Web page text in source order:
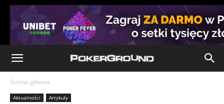
Strona główna
Aktualności Artykuły